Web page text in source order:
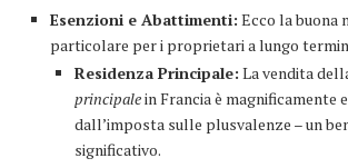
Esenzioni e Abattimenti: Ecco la buona
particolare per i proprietari a lungo
Residenza Principale: La vendita
principalein Francia è magnificamente
dall’imposta sulle plusvalenze – un
significativo.